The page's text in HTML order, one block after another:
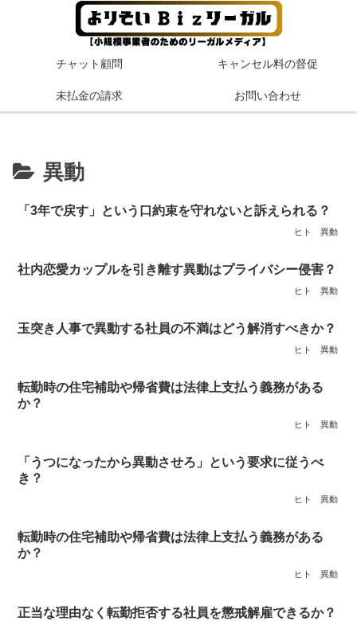
チャット顧問 キャンセル料の督促
未払金の請求 お問い合わせ
異動
「3年で戻す」という口約束を守れないと訴えられる？
ヒト 異動
社内恋愛カップルを引き離す異動はプライバシー侵害？
ヒト 異動
玉突き人事で異動する社員の不満はどう解消すべきか？
ヒト 異動
転勤時の住宅補助や帰省費は法律上支払う義務がある
か？
ヒト 異動
「うつになったから異動させろ」という要求に従うべ
き？
ヒト 異動
転勤時の住宅補助や帰省費は法律上支払う義務がある
か？
ヒト 異動
正当な理由なく転勤拒否する社員を懲戒解雇できるか？